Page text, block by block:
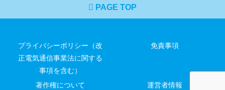
PAGE TOP
プライバシーポリシー（改
正電気通信事業法に関する
事項を含む）
免責事項
著作権について 運営者情報